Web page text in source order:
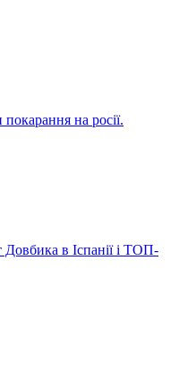
на росії.
в Іспанії і ТОП-